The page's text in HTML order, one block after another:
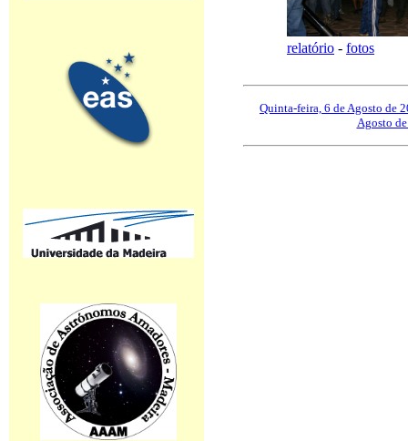
relatório - fotos
Quinta-feira, 6 de Agosto de
Agosto